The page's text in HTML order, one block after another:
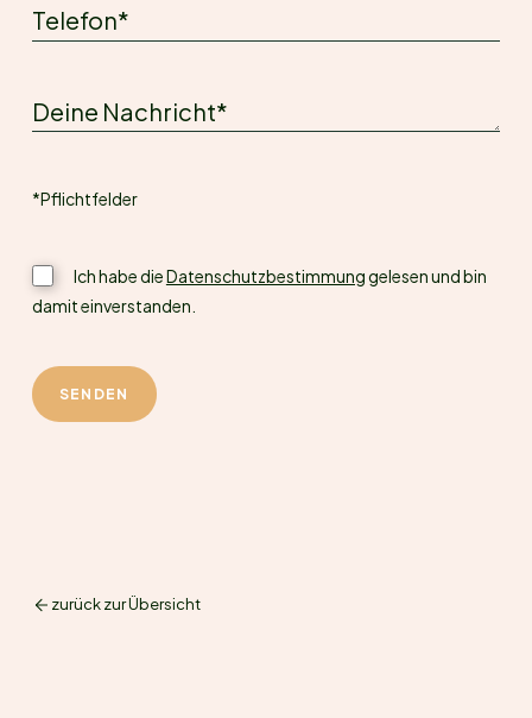
*Pflichtfelder
Ich habe dieDatenschutzbestimmunggelesen und bin
damit einverstanden.
zurück zur Übersicht